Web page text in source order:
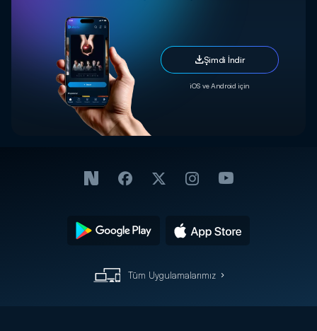
Şimdi İndir
iOS ve Android için
Tüm Uygulamalarımız